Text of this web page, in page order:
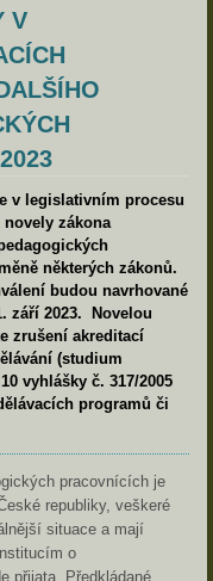
V
v legislativním procesu
zákona
některých zákonů.
budou navrhované
září 2023. Novelou
zrušení akreditací
(studium
vyhlášky č. 317/2005
programů či
pracovnících je
republiky, veškeré
situace a mají
o
přijata. Předkládané